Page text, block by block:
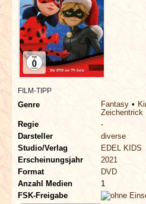
INTERVIEWS
SPECIALS
ARCHIV
FILM-TIPP
Genre Fantasy
Zeichentrick
Regie
-
Darsteller
diverse
Studio/Verlag
EDEL KIDS
Erscheinungsjahr
2021
Format
DVD
Anzahl Medien
1
FSK-Freigabe